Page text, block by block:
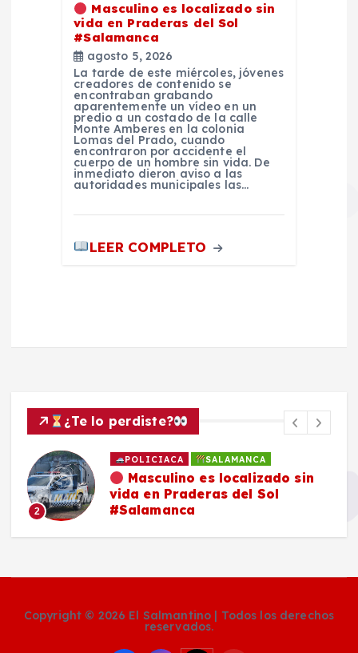
Masculino es localizado sin
vida en Praderas del Sol
#Salamanca
agosto 5, 2026
La tarde de este miércoles, jóvenes
creadores de contenido se
encontraban grabando
aparentemente un vídeo en un
predio a un costado de la calle
Monte Amberes en la colonia
Lomas del Prado, cuando
encontraron por accidente el
cuerpo de un hombre sin vida. De
inmediato dieron aviso a las
autoridades municipales las…
LEER COMPLETO
¿Te lo perdiste?
2
POLICIACA SALAMANCA
Masculino es localizado sin
vida en Praderas del Sol
#Salamanca
Copyright © 2026 El Salmantino | Todos los derechos
reservados.